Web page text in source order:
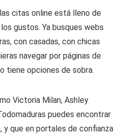
citas online está lleno de
gustos. Ya busques webs
con casadas, con chicas
navegar por páginas de
tiene opciones de sobra.
Victoria Milan, Ashley
puedes encontrar
y que en portales de confianza